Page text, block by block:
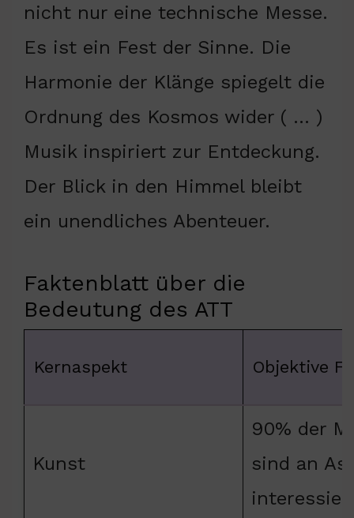
nicht nur eine technische Messe.
Es ist ein Fest der Sinne. Die
Harmonie der Klänge spiegelt die
Ordnung des Kosmos wider ( … )
Musik inspiriert zur Entdeckung.
Der Blick in den Himmel bleibt
ein unendliches Abenteuer.
Faktenblatt über die
Bedeutung des ATT
Kernaspekt Objektive
Kunst
90% der
sind an